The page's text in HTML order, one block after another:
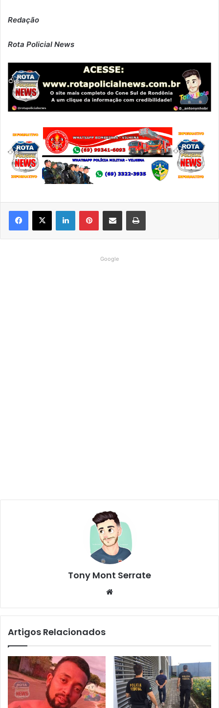
Redação
Rota Policial News
Google
Tony Mont Serrate
te
Artigos Relacionados